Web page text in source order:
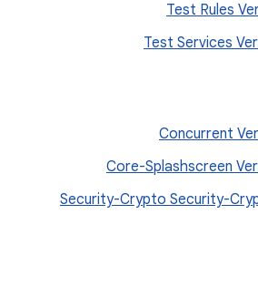
Test Rules
Test Services
Concurrent
Core-Splashscreen
Security-Crypto Security-